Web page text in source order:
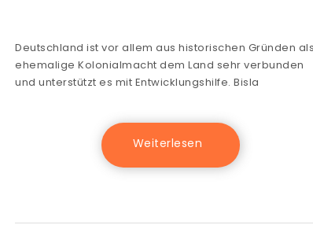
Deutschland ist vor allem aus historischen Gründen
ehemalige Kolonialmacht dem Land sehr verbunden
und unterstützt es mit Entwicklungshilfe. Bisla